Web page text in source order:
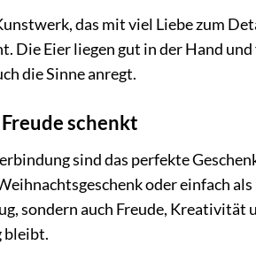
das mit viel Liebe zum
Die Eier liegen gut in der Hand
die Sinne anregt.
schenkt
sind das perfekte
oder einfach
sondern auch Freude, Kreativität
bleibt.